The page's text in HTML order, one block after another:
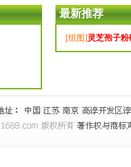
最新推荐
[组图]灵芝孢子